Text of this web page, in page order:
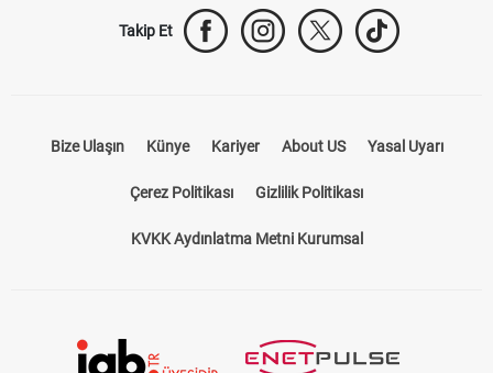
Takip Et
Bize Ulaşın Künye Kariyer About US Yasal Uyarı
Çerez Politikası Gizlilik Politikası
KVKK Aydınlatma Metni Kurumsal